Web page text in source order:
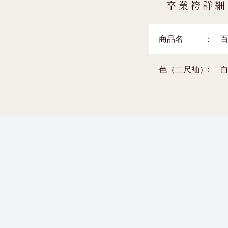
卒業袴詳細
商品名
色（二尺袖） 白